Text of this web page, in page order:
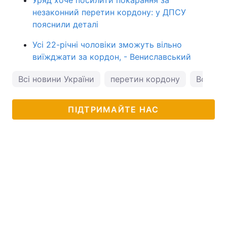
незаконний перетин кордону: у ДПСУ
пояснили деталі
Усі 22-річні чоловіки зможуть вільно
виїжджати за кордон, - Вениславський
Всі новини України перетин кордону
ПІДТРИМАЙТЕ НАС